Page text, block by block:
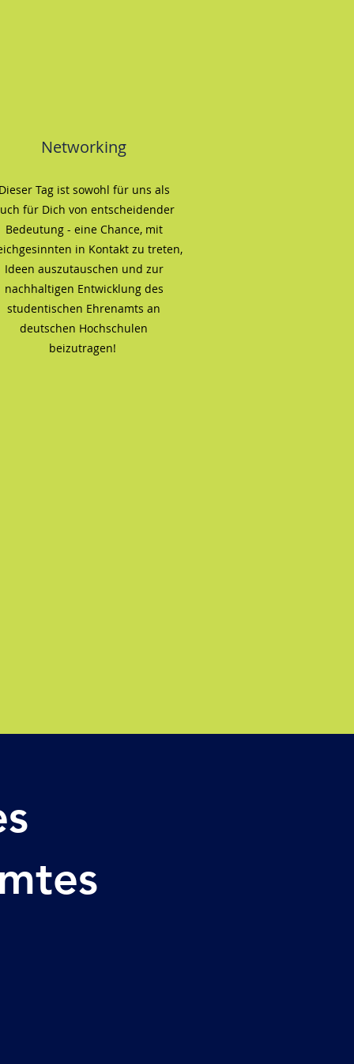
Networking
Tag ist sowohl für uns als
für Dich von entscheidender
Bedeutung - eine Chance, mit
in Kontakt zu treten,
Ideen auszutauschen und zur
nachhaltigen Entwicklung des
studentischen Ehrenamts an
deutschen Hochschulen
beizutragen!